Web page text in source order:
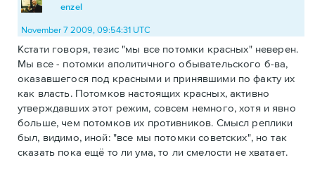
enzel
November 7 2009, 09:54:31 UTC
Кстати говоря, тезис "мы все потомки красных" неверен.
Мы все - потомки аполитичного обывательского б-ва,
оказавшегося под красными и принявшими по факту их
как власть. Потомков настоящих красных, активно
утверждавших этот режим, совсем немного, хотя и явно
больше, чем потомков их противников. Смысл реплики
был, видимо, иной: "все мы потомки советских", но так
сказать пока ещё то ли ума, то ли смелости не хватает.